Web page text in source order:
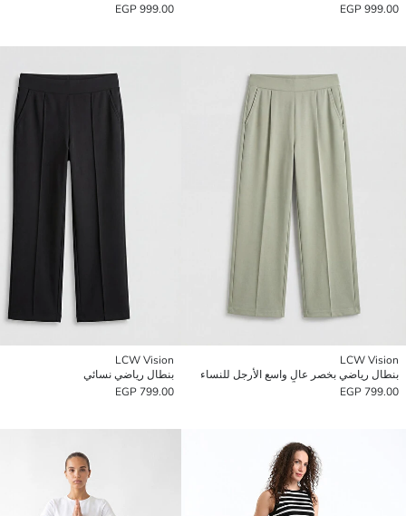
999.00 EGP
999.00 EGP
LCW Vision
بنطال رياضي بخصر عالٍ واسع الأرجل للنساء
799.00 EGP
LCW Vision
بنطال رياضي نسائي
799.00 EGP